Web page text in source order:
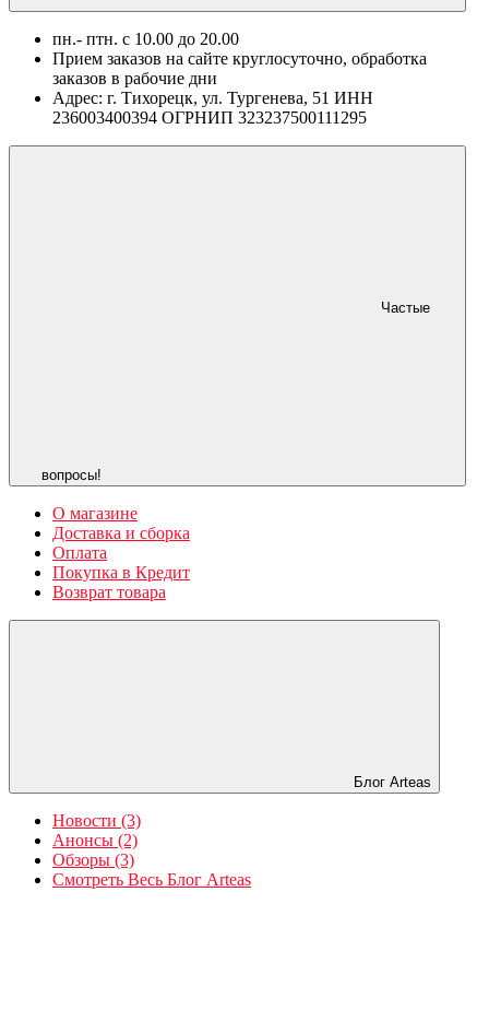
пн.- птн. c 10.00 до 20.00
Прием заказов на сайте круглосуточно, обработка
заказов в рабочие дни
Адрес: г. Тихорецк, ул. Тургенева, 51 ИНН
236003400394 ОГРНИП 323237500111295
Частые
вопросы!
О магазине
Доставка и сборка
Оплата
Покупка в Кредит
Возврат товара
Блог Arteas
Новости (3)
Анонсы (2)
Обзоры (3)
Смотреть Весь Блог Arteas